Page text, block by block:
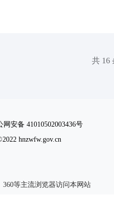
共 16
网安备 41010502003436号
hnzwfw.gov.cn
360等主流浏览器访问本网站